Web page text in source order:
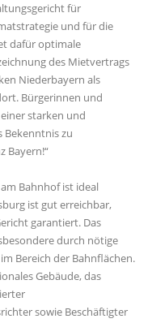
für
und für die
dafür optimale
des Mietvertrags
Niederbayern als
Bürgerinnen und
starken und
Bekenntnis zu
Bayern!“
Bahnhof ist ideal
ist gut erreichbar,
garantiert. Das
durch nötige
Bereich der Bahnflächen.
Gebäude, das
sowie Beschäftigter